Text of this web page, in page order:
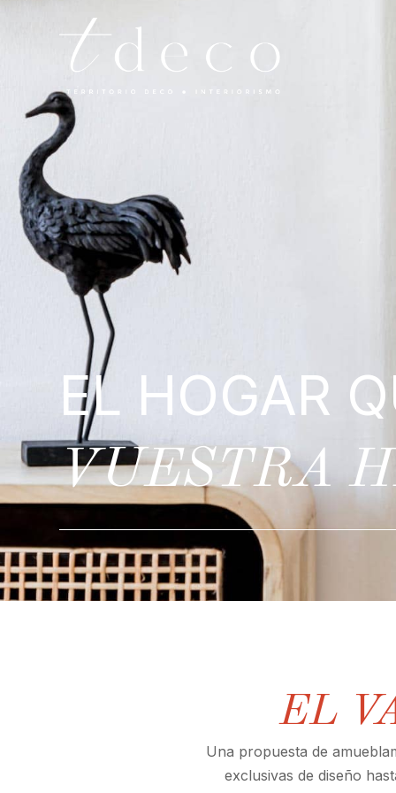
EL HOGAR
VUESTRA
EL
Una propuesta de
exclusivas de diseño